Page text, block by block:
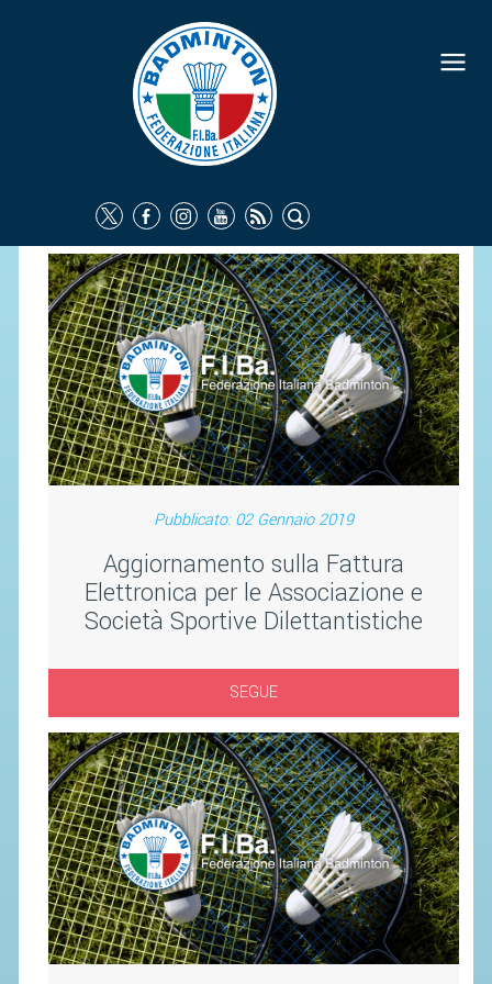
Pubblicato: 02 Gennaio 2019
Aggiornamento sulla Fattura
Elettronica per le Associazione e
Società Sportive Dilettantistiche
SEGUE
FEDERAZIONE
IDENTITÀ
COMMISSIONI FEDERALI
ORGANI TERRITORIALI
SOCIETÀ SPORTIVE
CARTE FEDERALI
ATTI UFFICIALI
TUTELA DELLA SALUTE -
ANTIDOPING
COMUNICAZIONE E MARKETING
AVVISI E BANDI
CIRCOLARI
SAFEGUARDING
RICHIESTA PATROCINIO
GIUSTIZIA FEDERALE
REGOLAMENTI
PROVVEDIMENTI
ORGANI DI GIUSTIZIA FEDERALE